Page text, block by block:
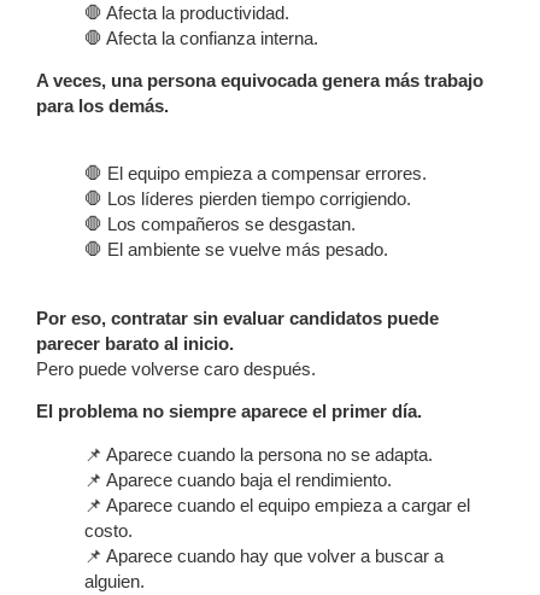
🛑 Afecta la productividad.
🛑 Afecta la confianza interna.
A veces, una persona equivocada genera más trabajo
para los demás.
🛑 El equipo empieza a compensar errores.
🛑 Los líderes pierden tiempo corrigiendo.
🛑 Los compañeros se desgastan.
🛑 El ambiente se vuelve más pesado.
Por eso, contratar sin evaluar candidatos puede
parecer barato al inicio.
Pero puede volverse caro después.
El problema no siempre aparece el primer día.
📌 Aparece cuando la persona no se adapta.
📌 Aparece cuando baja el rendimiento.
📌 Aparece cuando el equipo empieza a cargar el
costo.
📌 Aparece cuando hay que volver a buscar a
alguien.